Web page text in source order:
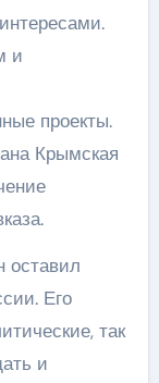
и
проекты.
Крымская
оставил
Его
так
и